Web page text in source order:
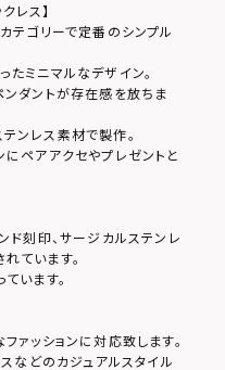
レス】
テゴリーで定番のシンプル
ミニマルなデザイン。
ダントが存在感を放ちま
ンレス素材で製作。
ペアアクセやプレゼントと
ド刻印、サージカルステンレ
ています。
います。
ァッションに対応致します。
スなどのカジュアルスタイル